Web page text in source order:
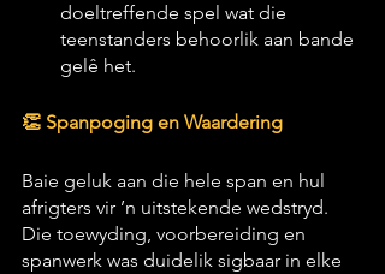
doeltreffende spel wat die
teenstanders behoorlik aan bande
gelê het.
👏 Spanpoging en Waardering
Baie geluk aan die hele span en hul
afrigters vir ’n uitstekende wedstryd.
Die toewyding, voorbereiding en
spanwerk was duidelik sigbaar in elke